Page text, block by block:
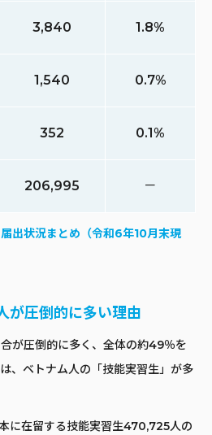
3,840 1.8%
1,540 0.7%
352 0.1%
206,995 －
出状況まとめ（令和6年10月末現
が圧倒的に多い理由
が圧倒的に多く、全体の約49％を
、ベトナム人の「技能実習生」が多
に在留する技能実習生470,725人の